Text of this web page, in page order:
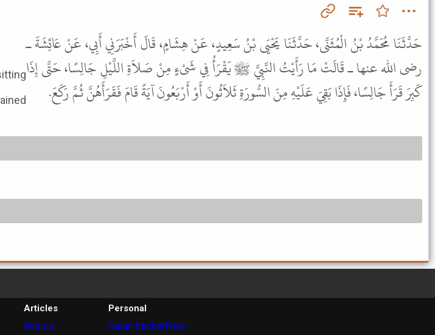
حَدَّثَنَا مُحَمَّدُ بْنُ الْمُثَنَّى، حَدَّثَنَا يَحْيَى بْنُ سَعِيدٍ، عَنْ هِشَامٍ، قَالَ أَخْبَرَنِي أَبِي، عَنْ عَائِشَةَ ـ
رضى الله عنها ـ قَالَتْ مَا رَأَيْتُ النَّبِيَّ ﷺ يَقْرَأُ فِي شَىْءٍ مِنْ صَلاَةِ اللَّيْلِ جَالِسًا، حَتَّى إِذَا
كَبِرَ قَرَأَ جَالِسًا، فَإِذَا بَقِيَ عَلَيْهِ مِنَ السُّورَةِ ثَلاَثُونَ أَوْ أَرْبَعُونَ آيَةً قَامَ فَقَرَأَهُنَّ ثُمَّ رَكَعَ.
Articles
Basics
Personal
Quran trackerNew